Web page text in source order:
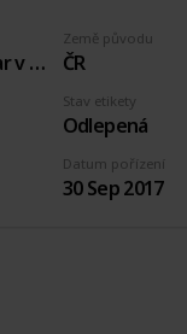
Měšťanský pivovar v Kutné Hoře
Země původu
ČR
Stav etikety
Odlepená
Datum pořízení
30 Sep 2017